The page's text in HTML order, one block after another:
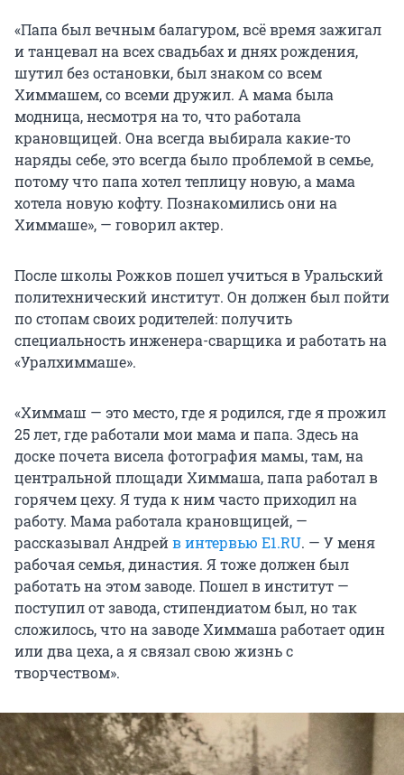
«Папа был вечным балагуром, всё время зажигал
и танцевал на всех свадьбах и днях рождения,
шутил без остановки, был знаком со всем
Химмашем, со всеми дружил. А мама была
модница, несмотря на то, что работала
крановщицей. Она всегда выбирала какие-то
наряды себе, это всегда было проблемой в семье,
потому что папа хотел теплицу новую, а мама
хотела новую кофту. Познакомились они на
Химмаше», — говорил актер.
После школы Рожков пошел учиться в Уральский
политехнический институт. Он должен был пойти
по стопам своих родителей: получить
специальность инженера-сварщика и работать на
«Уралхиммаше».
«Химмаш — это место, где я родился, где я прожил
25 лет, где работали мои мама и папа. Здесь на
доске почета висела фотография мамы, там, на
центральной площади Химмаша, папа работал в
горячем цеху. Я туда к ним часто приходил на
работу. Мама работала крановщицей, —
рассказывал Андрейв интервью E1.RU. — У меня
рабочая семья, династия. Я тоже должен был
работать на этом заводе. Пошел в институт —
поступил от завода, стипендиатом был, но так
сложилось, что на заводе Химмаша работает один
или два цеха, а я связал свою жизнь с
творчеством».